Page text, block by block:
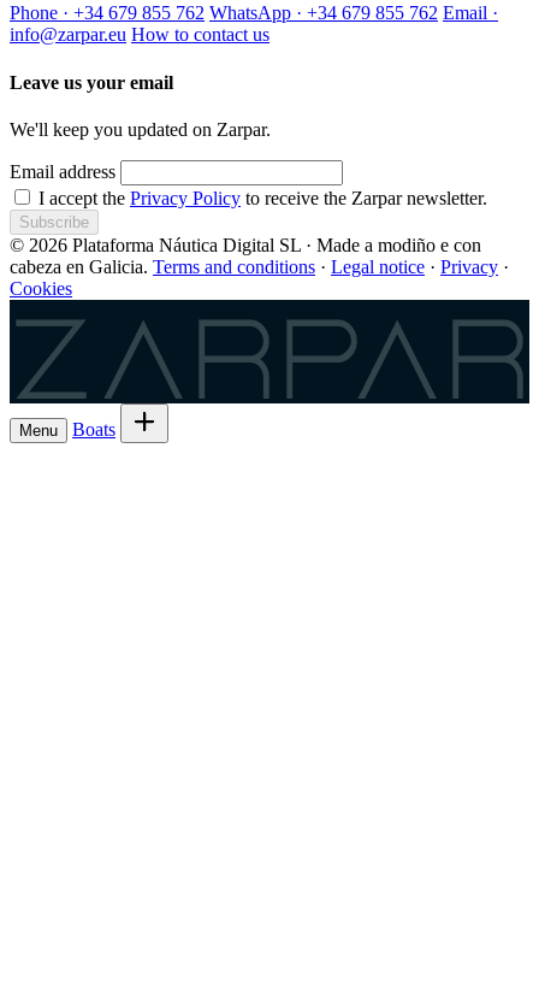
Phone · +34 679 855 762 WhatsApp · +34 679 855 762 Email ·
info@zarpar.eu How to contact us
Leave us your email
We'll keep you updated on Zarpar.
Email address
I accept the Privacy Policy to receive the Zarpar newsletter.
Subscribe
© 2026 Plataforma Náutica Digital SL · Made a modiño e con
cabeza en Galicia. Terms and conditions · Legal notice · Privacy ·
Cookies
Zarpar
Menu Boats